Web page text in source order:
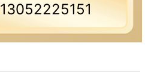
13052225151